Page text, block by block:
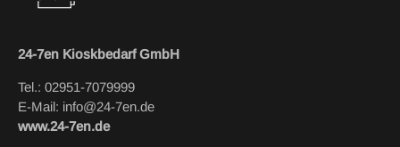
24-7en Kioskbedarf GmbH
Tel.: 02951-7079999
E-Mail: info@24-7en.de
www.24-7en.de